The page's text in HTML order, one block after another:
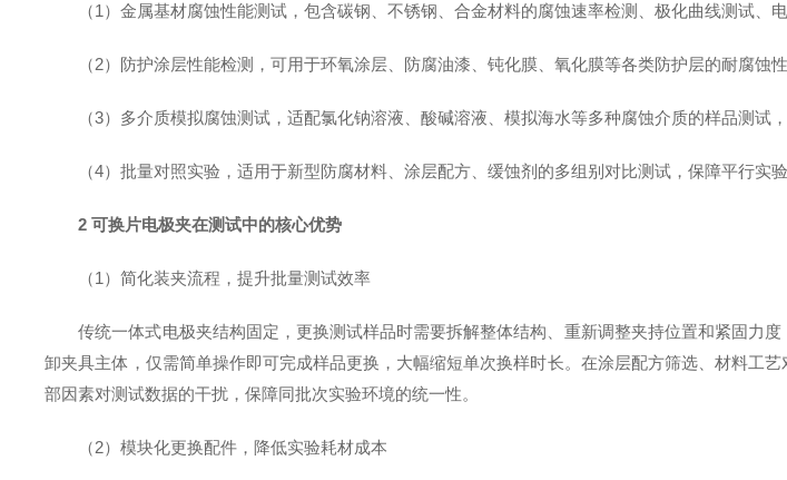
（1）金属基材腐蚀性能测试，包含碳钢、不锈钢、合金材料的腐蚀速率检测、极化曲线测试、
（2）防护涂层性能检测，可用于环氧涂层、防腐油漆、钝化膜、氧化膜等各类防护层的耐腐蚀
（3）多介质模拟腐蚀测试，适配氯化钠溶液、酸碱溶液、模拟海水等多种腐蚀介质的样品测试
（4）批量对照实验，适用于新型防腐材料、涂层配方、缓蚀剂的多组别对比测试，保障平行实
2 可换片电极夹在测试中的核心优势
（1）简化装夹流程，提升批量测试效率
传统一体式电极夹结构固定，更换测试样品时需要拆解整体结构、重新调整夹持位置和紧固力
卸夹具主体，仅需简单操作即可完成样品更换，大幅缩短单次换样时长。在涂层配方筛选、材料工
部因素对测试数据的干扰，保障同批次实验环境的统一性。
（2）模块化更换配件，降低实验耗材成本